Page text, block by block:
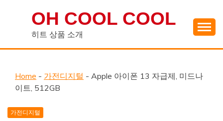
OH COOL COOL
히트 상품 소개
Home - 가전디지털 - Apple 아이폰 13 자급제, 미드나
이트, 512GB
가전디지털